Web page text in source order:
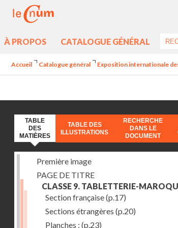
À PROPOS CATALOGUE GÉNÉRAL
Accueil Catalogue général Exposition internationale
TABLE
DES
MATIÈRES
TABLE DES
ILLUSTRATIONS
RECHERCHE
DANS LE
DOCUMENT
Première image
PAGE DE TITRE
CLASSE 9. TABLETTERIE-
Section française(p.17)
Sections étrangères (p.20)
Planches : (p.23)